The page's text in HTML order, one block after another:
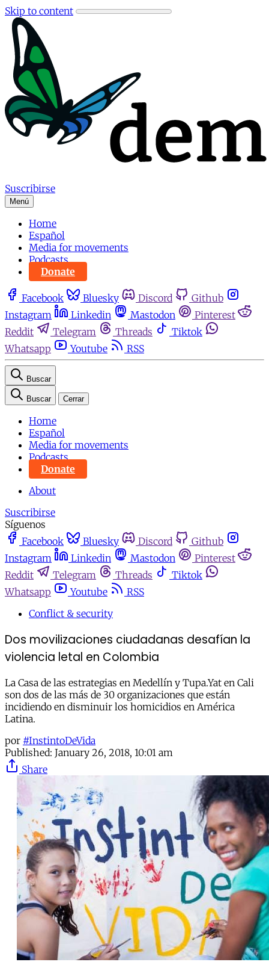
Skip to content
Suscribirse
Menú
Home
Español
Media for movements
Podcasts
Donate
Facebook Bluesky Discord
Github
Instagram
Linkedin Mastodon
Pinterest
Reddit
Telegram Threads
Tiktok
Whatsapp
Youtube RSS
Buscar
Buscar Cerrar
Home
Español
Media for movements
Podcasts
Donate
About
Suscribirse
Síguenos
Facebook
Bluesky Discord
Github
Instagram
Linkedin Mastodon
Pinterest
Reddit
Telegram Threads
Tiktok
Whatsapp
Youtube
RSS
Conflict & security
Dos movilizaciones ciudadanas desafían la
violencia letal en Colombia
La Casa de las estrategias en Medellín y Tupa.Yat en Cali
son dos de las más de 30 organizaciones que están
incidiendo en disminuir los homicidios en América
Latina.
por #InstintoDeVida
Published: January 26, 2018, 10:01 am
Share